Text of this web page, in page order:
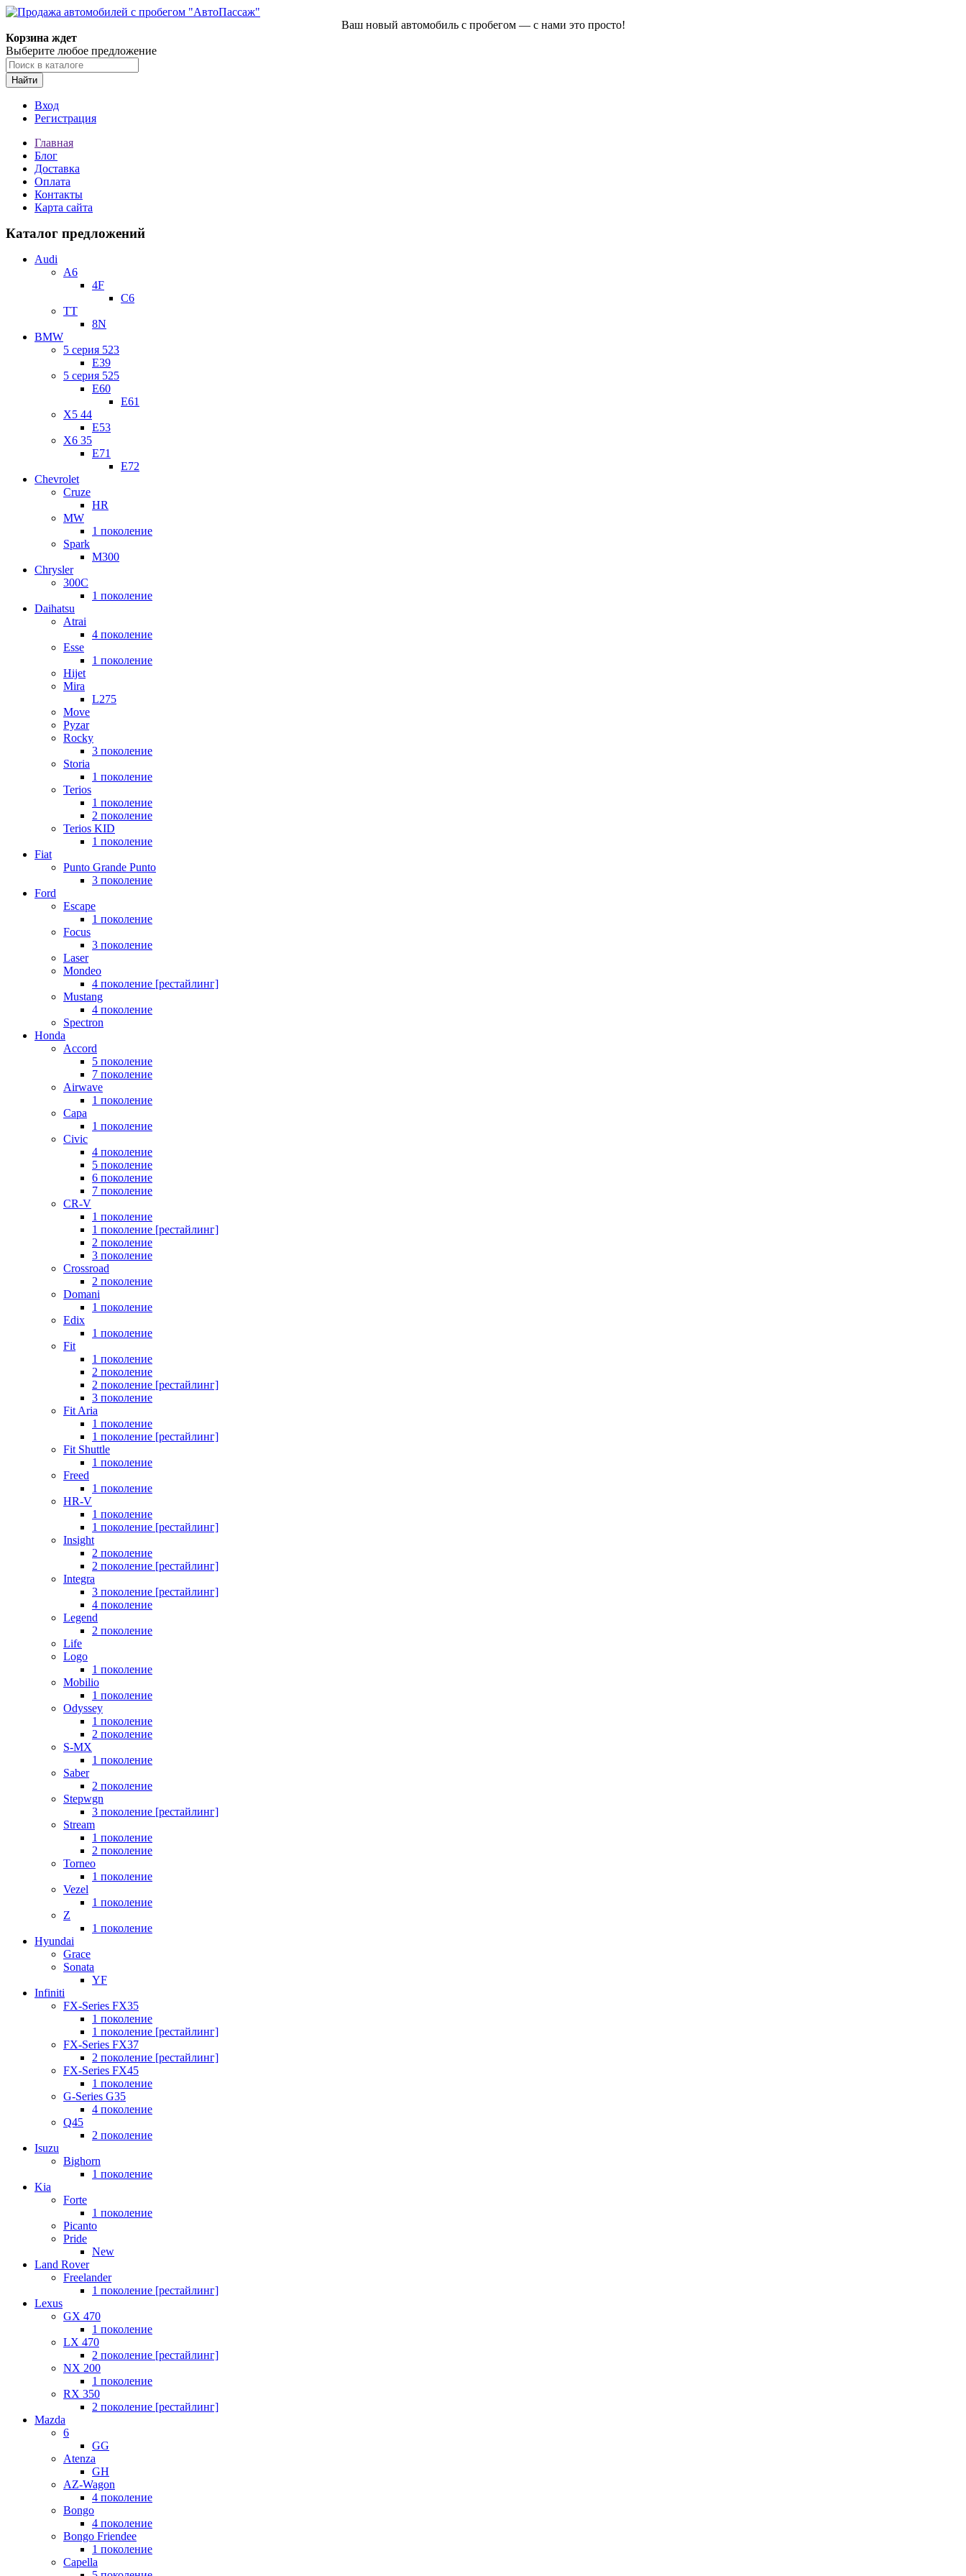
Ваш новый автомобиль с пробегом — с нами это просто!
Корзина ждет
Выберите любое предложение
Найти
Вход
Регистрация
Главная
Блог
Доставка
Оплата
Контакты
Карта сайта
Каталог предложений
Audi
A6
4F
C6
TT
8N
BMW
5 серия 523
E39
5 серия 525
E60
E61
X5 44
E53
X6 35
E71
E72
Chevrolet
Cruze
HR
MW
1 поколение
Spark
M300
Chrysler
300C
1 поколение
Daihatsu
Atrai
4 поколение
Esse
1 поколение
Hijet
Mira
L275
Move
Pyzar
Rocky
3 поколение
Storia
1 поколение
Terios
1 поколение
2 поколение
Terios KID
1 поколение
Fiat
Punto Grande Punto
3 поколение
Ford
Escape
1 поколение
Focus
3 поколение
Laser
Mondeo
4 поколение [рестайлинг]
Mustang
4 поколение
Spectron
Honda
Accord
5 поколение
7 поколение
Airwave
1 поколение
Capa
1 поколение
Civic
4 поколение
5 поколение
6 поколение
7 поколение
CR-V
1 поколение
1 поколение [рестайлинг]
2 поколение
3 поколение
Crossroad
2 поколение
Domani
1 поколение
Edix
1 поколение
Fit
1 поколение
2 поколение
2 поколение [рестайлинг]
3 поколение
Fit Aria
1 поколение
1 поколение [рестайлинг]
Fit Shuttle
1 поколение
Freed
1 поколение
HR-V
1 поколение
1 поколение [рестайлинг]
Insight
2 поколение
2 поколение [рестайлинг]
Integra
3 поколение [рестайлинг]
4 поколение
Legend
2 поколение
Life
Logo
1 поколение
Mobilio
1 поколение
Odyssey
1 поколение
2 поколение
S-MX
1 поколение
Saber
2 поколение
Stepwgn
3 поколение [рестайлинг]
Stream
1 поколение
2 поколение
Torneo
1 поколение
Vezel
1 поколение
Z
1 поколение
Hyundai
Grace
Sonata
YF
Infiniti
FX-Series FX35
1 поколение
1 поколение [рестайлинг]
FX-Series FX37
2 поколение [рестайлинг]
FX-Series FX45
1 поколение
G-Series G35
4 поколение
Q45
2 поколение
Isuzu
Bighorn
1 поколение
Kia
Forte
1 поколение
Picanto
Pride
New
Land Rover
Freelander
1 поколение [рестайлинг]
Lexus
GX 470
1 поколение
LX 470
2 поколение [рестайлинг]
NX 200
1 поколение
RX 350
2 поколение [рестайлинг]
Mazda
6
GG
Atenza
GH
AZ-Wagon
4 поколение
Bongo
4 поколение
Bongo Friendee
1 поколение
Capella